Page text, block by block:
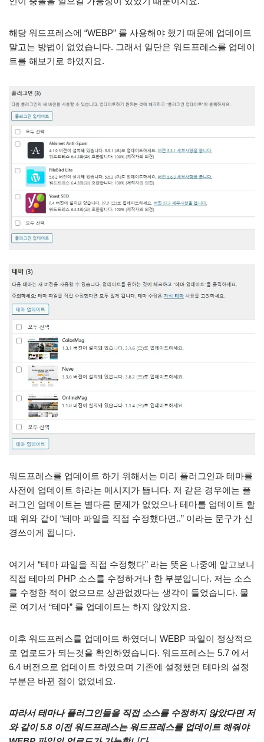
해당 워드프레스에 “WEBP” 를 사용해야 했기 때문에 업데이트
말고는 방법이 없었습니다. 그래서 일단은 워드프레스를 업데이
트를 해보기로 하였지요.
워드프레스를 업데이트 하기 위해서는 미리 플러그인과 테마를
사전에 업데이트 하라는 메시지가 뜹니다. 저 같은 경우에는 플
러그인 업데이트는 별다른 문제가 없었으나 테마를 업데이트 할
때 위와 같이 “테마 파일을 직접 수정했다면..” 이라는 문구가 신
경쓰이게 됩니다.
여기서 “테마 파일을 직접 수정했다” 라는 뜻은 나중에 알고보니
직접 테마의 PHP 소스를 수정하거나 한 부분입니다. 저는 소스
를 수정한 적이 없으므로 상관없겠다는 생각이 들었습니다. 물
론 여기서 “테마” 를 업데이트는 하지 않았지요.
이후 워드프레스를 업데이트 하였더니 WEBP 파일이 정상적으
로 업로드가 되는것을 확인하였습니다. 워드프레스는 5.7 에서
6.4 버전으로 업데이트 하였으며 기존에 설정했던 테마의 설정
부분은 바뀐 점이 없었네요.
따라서 테마나 플러그인들을 직접 소스를 수정하지 않았다면 저
와 같이 5.8 이전 워드프레스는 워드프레스를 업데이트 해줘야